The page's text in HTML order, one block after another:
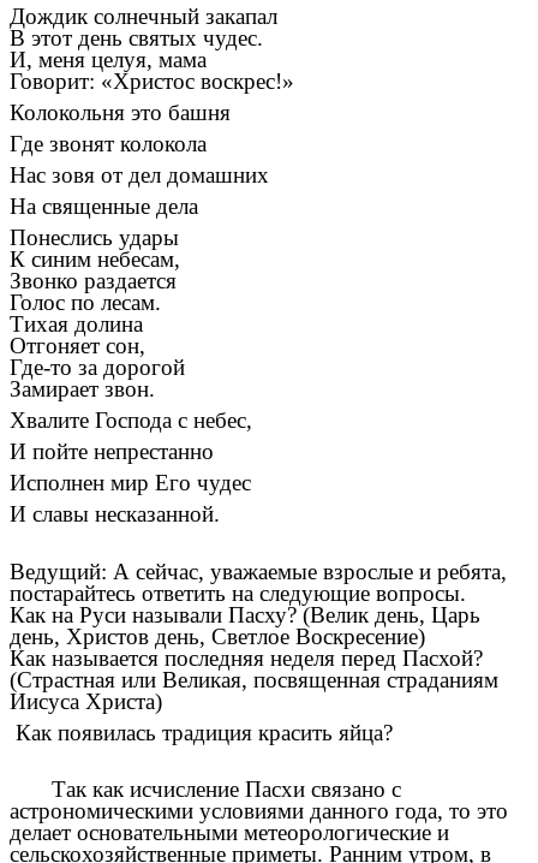
Дождик солнечный закапал
В этот день святых чудес.
И, меня целуя, мама
Говорит: «Христос воскрес!»
Колокольня это башня
Где звонят колокола
Нас зовя от дел домашних
На священные дела
Понеслись удары
К синим небесам,
Звонко раздается
Голос по лесам.
Тихая долина
Отгоняет сон,
Где-то за дорогой
Замирает звон.
Хвалите Господа с небес,
И пойте непрестанно
Исполнен мир Его чудес
И славы несказанной.
Ведущий: А сейчас, уважаемые взрослые и ребята,
постарайтесь ответить на следующие вопросы.
Как на Руси называли Пасху? (Велик день, Царь
день, Христов день, Светлое Воскресение)
Как называется последняя неделя перед Пасхой?
(Страстная или Великая, посвященная страданиям
Иисуса Христа)
Как появилась традиция красить яйца?
Так как исчисление Пасхи связано с
астрономическими условиями данного года, то это
делает основательными метеорологические и
сельскохозяйственные приметы. Ранним утром, в